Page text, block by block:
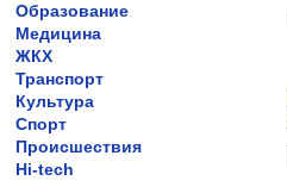
Образование
Медицина
ЖКХ
Транспорт
Культура
Спорт
Происшествия
Hi-tech